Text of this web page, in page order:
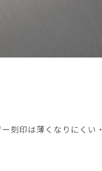
刻印は薄くなりにくい・